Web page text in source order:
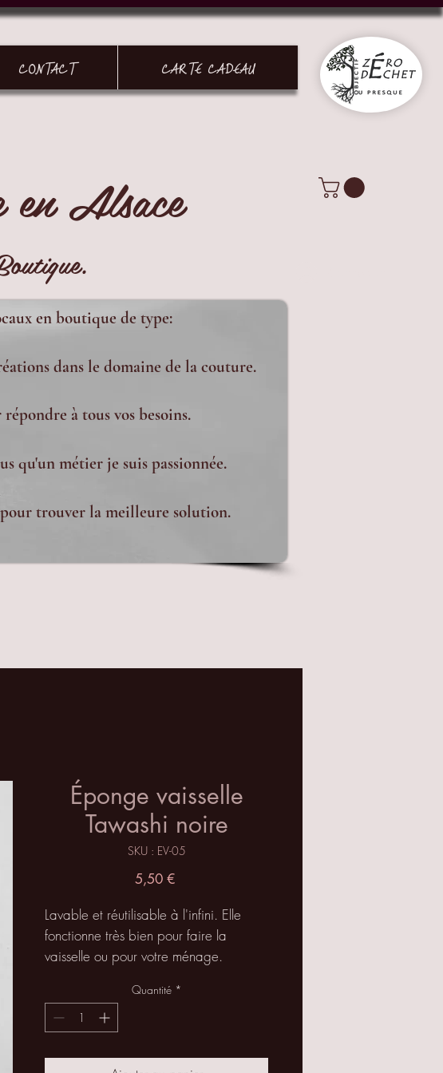
CONTACT CARTE CADEAU
en Alsace
en boutique de type:
dans le domaine de la couture.
à tous vos besoins.
qu'un métier je suis passionnée.
trouver la meilleure solution.
Éponge vaisselle
Tawashi noire
SKU : EV-05
5,50 €Prix
Lavable et réutilisable à l'infini. Elle
fonctionne très bien pour faire la
vaisselle ou pour votre ménage.
machine pour la réutiliser à votre guise.
Vous pouvez également l'utiliser pour
votre éponge zéro déchet sans produits
Quantité *